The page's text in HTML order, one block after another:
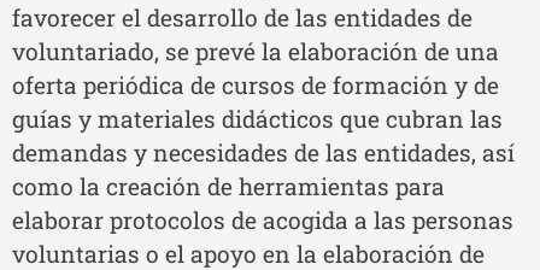
favorecer el desarrollo de las entidades de
voluntariado, se prevé la elaboración de una
oferta periódica de cursos de formación y de
guías y materiales didácticos que cubran las
demandas y necesidades de las entidades, así
como la creación de herramientas para
elaborar protocolos de acogida a las personas
voluntarias o el apoyo en la elaboración de